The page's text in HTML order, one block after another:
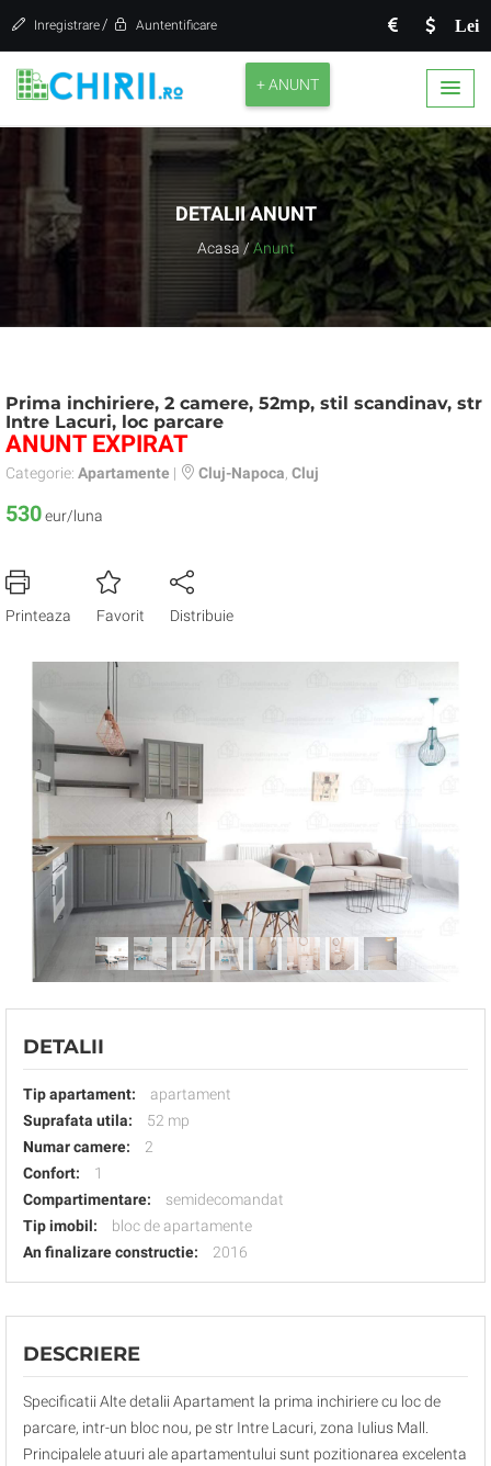
Lei
Inregistrare / Auntentificare
+ ANUNT
DETALII ANUNT
Acasa / Anunt
Prima inchiriere, 2 camere, 52mp, stil scandinav, str
Intre Lacuri, loc parcare
ANUNT EXPIRAT
Categorie: Apartamente | Cluj-Napoca Cluj
530eur/luna
Printeaza Favorit Distribuie
DETALII
Tip apartament:
apartament
Suprafata utila:
52 mp
Numar camere:
2
Confort:
1
Compartimentare:
semidecomandat
Tip imobil:
bloc de apartamente
An finalizare constructie:
2016
DESCRIERE
Specificatii Alte detalii Apartament la prima inchiriere cu loc de
parcare, intr-un bloc nou, pe str Intre Lacuri, zona Iulius Mall.
Principalele atuuri ale apartamentului sunt pozitionarea excelenta